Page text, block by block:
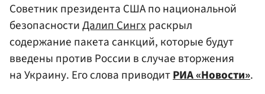
Советник президента США по национальной
безопасностиДалип Сингхраскрыл
содержание пакета санкций, которые будут
введены против России в случае вторжения
на Украину. Его слова приводитРИА «Новости».